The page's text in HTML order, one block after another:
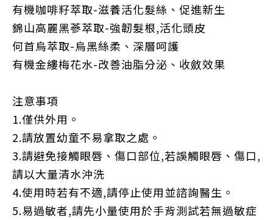
有機咖啡籽萃取-滋養活化髮絲、促進新生
錦山高麗黑蔘萃取-強韌髮根,活化頭皮
何首烏萃取-烏黑絲柔、深層呵護
有機金縷梅花水-改善油脂分泌、收斂效果
注意事項
1.僅供外用。
2.請放置幼童不易拿取之處。
3.請避免接觸眼唇、傷口部位,若誤觸眼唇、傷口,
請以大量清水沖洗
4.使用時若有不適,請停止使用並諮詢醫生。
5.易過敏者,請先小量使用於手背測試若無過敏症